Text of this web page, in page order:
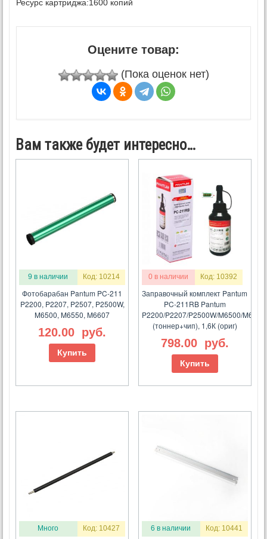
Ресурс картриджа:1600 копий
Оцените товар:
(Пока оценок нет)
Вам также будет интересно…
9 в наличии Код: 10214
Фотобарабан Pantum PC-211
P2200, P2207, P2507, P2500W,
M6500, M6550, M6607
120.00 руб.
Купить
0 в наличии Код: 10392
Заправочный комплект Pantum
PC-211RB Pantum
P2200/P2207/P2500W/M6500/M6607
(тоннер+чип), 1,6К (ориг)
798.00 руб.
Купить
Много Код: 10427 6 в наличии Код: 10441